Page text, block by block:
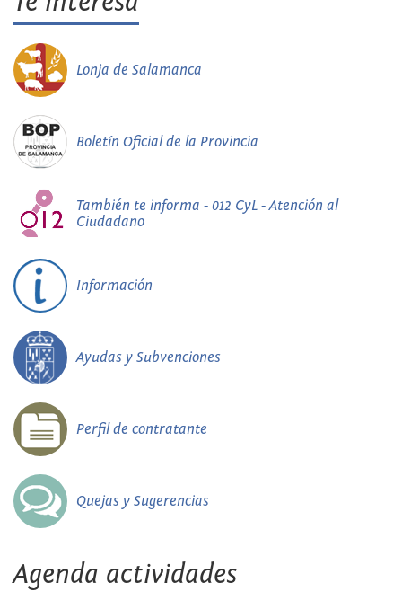
Lonja de Salamanca
Boletín Oficial de la Provincia
También te informa - 012 CyL - Atención al
Ciudadano
Información
Ayudas y Subvenciones
Perfil de contratante
Quejas y Sugerencias
Agenda actividades